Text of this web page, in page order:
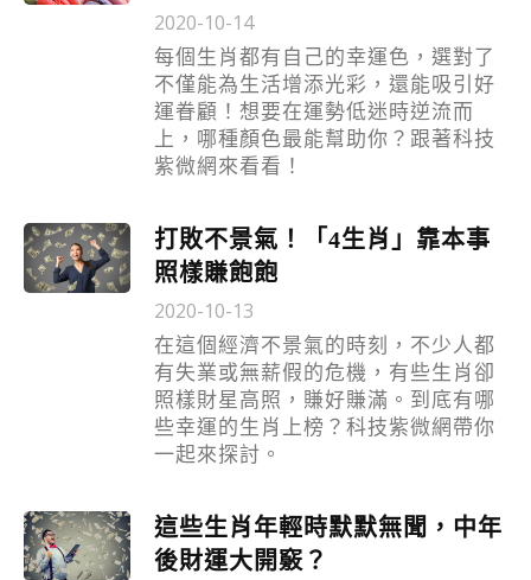
2020-10-14
每個生肖都有自己的幸運色，選對了
不僅能為生活增添光彩，還能吸引好
運眷顧！想要在運勢低迷時逆流而
上，哪種顏色最能幫助你？跟著科技
紫微網來看看！
打敗不景氣！「4生肖」靠本事
照樣賺飽飽
2020-10-13
在這個經濟不景氣的時刻，不少人都
有失業或無薪假的危機，有些生肖卻
照樣財星高照，賺好賺滿。到底有哪
些幸運的生肖上榜？科技紫微網帶你
一起來探討。
這些生肖年輕時默默無聞，中年
後財運大開竅？